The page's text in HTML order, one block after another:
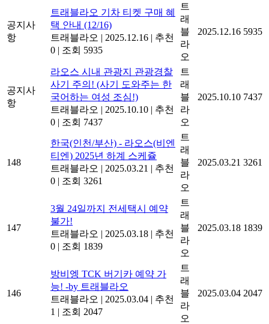
공지사
항
트래블라오 기차 티켓 구매 혜
택 안내 (12/16)
트래블라오 | 2025.12.16 | 추천
0 | 조회 5935
트
래
블
라
오
2025.12.16 5935
공지사
항
라오스 시내 관광지 관광경찰
사기 주의! (사기 도와주는 한
국어하는 여성 조심!)
트래블라오 | 2025.10.10 | 추천
0 | 조회 7437
트
래
블
라
오
2025.10.10 7437
148
한국(인천/부산) - 라오스(비엔
티엔) 2025년 하계 스케쥴
트래블라오 | 2025.03.21 | 추천
0 | 조회 3261
트
래
블
라
오
2025.03.21 3261
147
3월 24일까지 전세택시 예약
불가!
트래블라오 | 2025.03.18 | 추천
0 | 조회 1839
트
래
블
라
오
2025.03.18 1839
146
방비엥 TCK 버기카 예약 가
능! -by 트래블라오
트래블라오 | 2025.03.04 | 추천
1 | 조회 2047
트
래
블
라
오
2025.03.04 2047